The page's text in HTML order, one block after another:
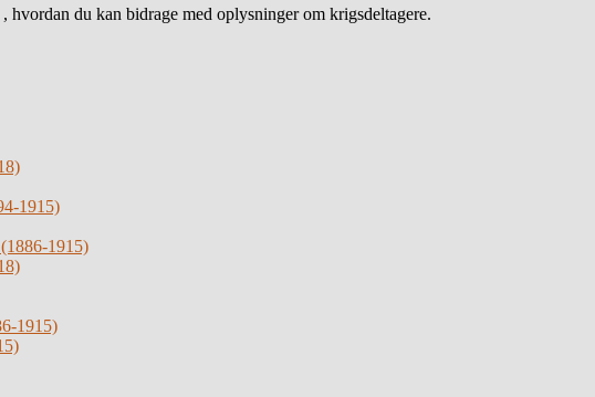
hvordan du kan bidrage med oplysninger om krigsdeltagere.
1915)
1915)
1915)